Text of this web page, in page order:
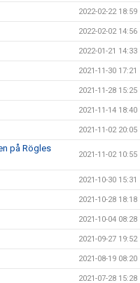
2022-02-22 18:59
2022-02-02 14:56
2022-01-21 14:33
2021-11-30 17:21
2021-11-28 15:25
2021-11-14 18:40
2021-11-02 20:05
på Rögles
2021-11-02 10:55
2021-10-30 15:31
2021-10-28 18:18
2021-10-04 08:28
2021-09-27 19:52
2021-08-19 08:20
2021-07-28 15:28